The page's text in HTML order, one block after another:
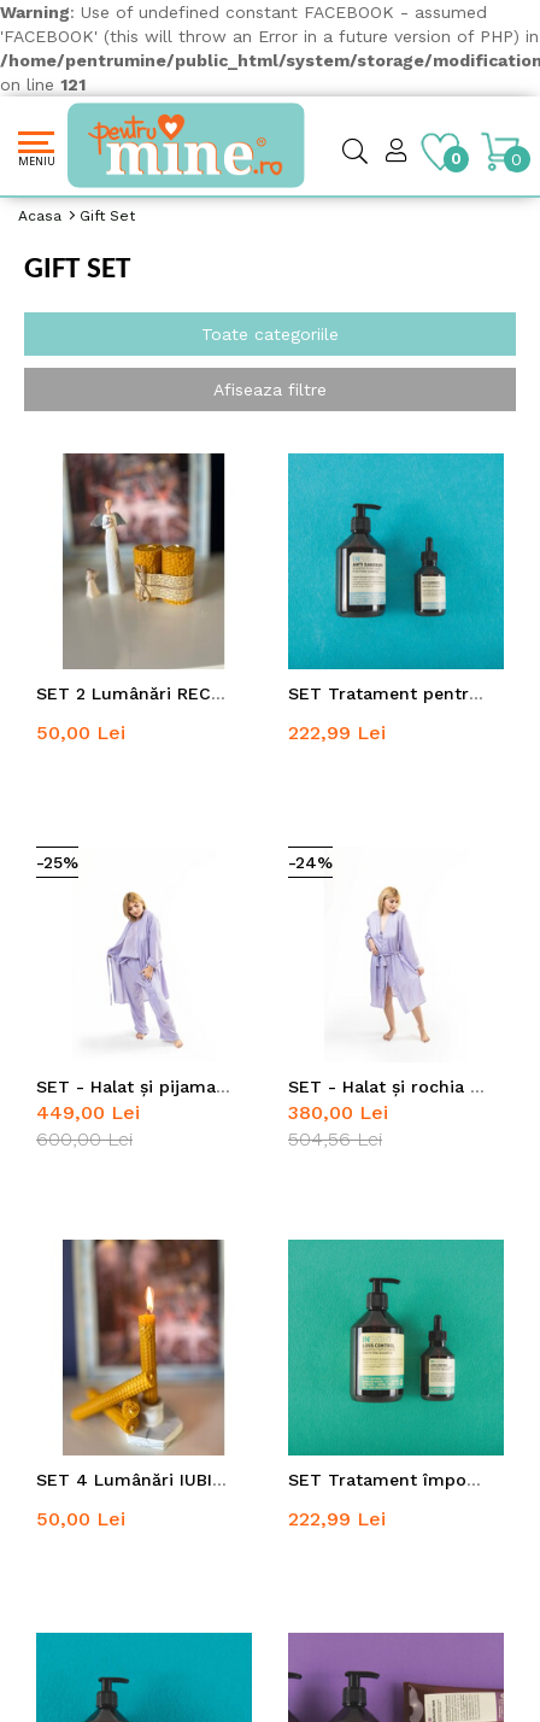
Warning: Use of undefined constant FACEBOOK - assumed
'FACEBOOK' (this will throw an Error in a future version of PHP) in
/home/pentrumine/public_html/system/storage/
on line 121
MENIU 0 0
Acasa Gift Set
GIFT SET
Toate categoriile
Afiseaza filtre
SET 2 Lumânări RECUNOȘTINȚĂ din ceară de albine 100% naturală
50,00 Lei
SET Tratament pentru păr anti-mătreață
222,99 Lei
-25%
SET - Halat și pijama Luxury Lila Royal
449,00 Lei
600,00 Lei
-24%
SET - Halat și rochia furou Luxury Lila Royal
380,00 Lei
504,56 Lei
SET 4 Lumânări IUBIRE din ceară de albine 100% naturală
50,00 Lei
SET Tratament împotriva căderii părului
222,99 Lei